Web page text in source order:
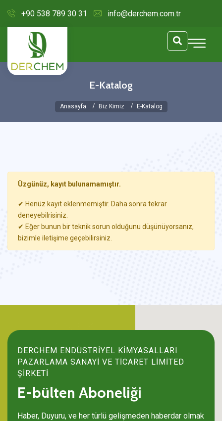
+90 538 789 30 31 info@derchem.com.tr
E-Katalog
Anasayfa Biz Kimiz E-Katalog
Üzgünüz, kayıt bulunamamıştır.
✔ Henüz kayıt eklenmemiştir. Daha sonra tekrar
deneyebilrisiniz.
✔ Eğer bunun bir teknik sorun olduğunu düşünüyorsanız,
bizimle iletişime geçebilirsiniz.
DERCHEM ENDÜSTRİYEL KİMYASALLARI
PAZARLAMA SANAYİ VE TİCARET LİMİTED
ŞİRKETİ
E-bülten Aboneliği
Haber, Duyuru, ve her türlü gelişmeden haberdar olmak